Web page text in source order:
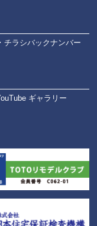
チラシバックナンバー
ギャラリー